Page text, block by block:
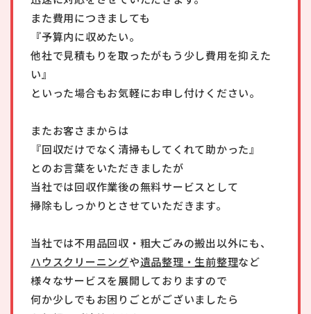
また費用につきましても
『予算内に収めたい。
他社で見積もりを取ったがもう少し費用を抑えた
い』
といった場合もお気軽にお申し付けください。
またお客さまからは
『回収だけでなく清掃もしてくれて助かった』
とのお言葉をいただきましたが
当社では回収作業後の無料サービスとして
掃除もしっかりとさせていただきます。
当社では不用品回収・粗大ごみの搬出以外にも、
ハウスクリーニングや遺品整理・生前整理など
様々なサービスを展開しておりますので
何か少しでもお困りごとがございましたら